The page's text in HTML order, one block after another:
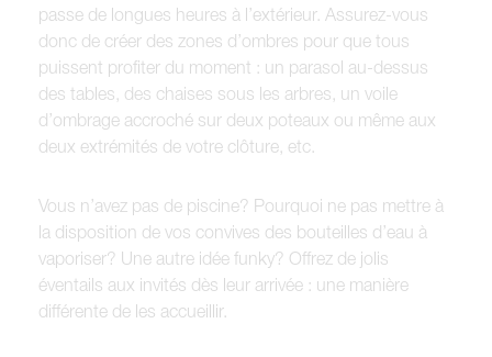
passe de longues heures à l’extérieur. Assurez-vous
donc de créer des zones d’ombres pour que tous
puissent profiter du moment : un parasol au-dessus
des tables, des chaises sous les arbres, un voile
d’ombrage accroché sur deux poteaux ou même aux
deux extrémités de votre clôture, etc.
Vous n’avez pas de piscine? Pourquoi ne pas mettre à
la disposition de vos convives des bouteilles d’eau à
vaporiser? Une autre idée funky? Offrez de jolis
éventails aux invités dès leur arrivée : une manière
différente de les accueillir.